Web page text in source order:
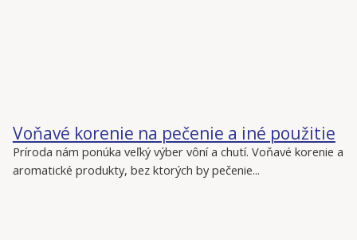
Voňavé korenie na pečenie a iné použitie
Príroda nám ponúka veľký výber vôní a chutí. Voňavé korenie a
aromatické produkty, bez ktorých by pečenie...